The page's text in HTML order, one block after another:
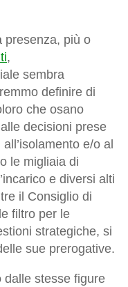
presenza, più o
,
sembra
definire di
che osano
decisioni prese
e/o al
le migliaia di
e diversi alti
il Consiglio di
filtro per le
strategiche, si
sue prerogative.
dalle stesse figure